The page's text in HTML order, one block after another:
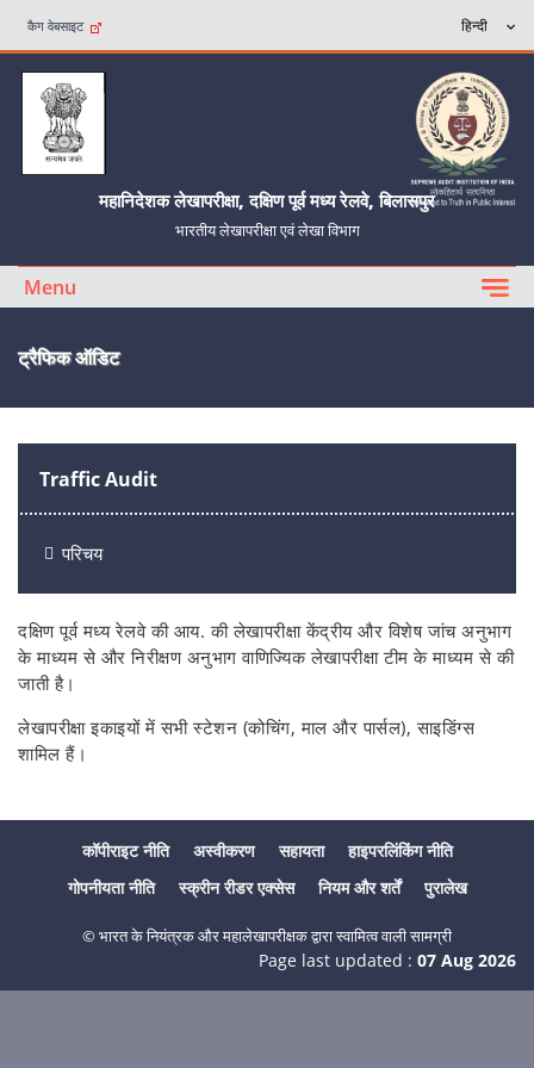
कैग वेबसाइट
महानिदेशक लेखापरीक्षा, दक्षिण पूर्व मध्य रेलवे, बिलासपुर
भारतीय लेखापरीक्षा एवं लेखा विभाग
Menu
ट्रैफिक ऑडिट
Traffic Audit
परिचय
दक्षिण पूर्व मध्य रेलवे की आय. की लेखापरीक्षा केंद्रीय और विशेष जांच अनुभाग
के माध्यम से और निरीक्षण अनुभाग वाणिज्यिक लेखापरीक्षा टीम के माध्यम से की
जाती है।
लेखापरीक्षा इकाइयों में सभी स्टेशन (कोचिंग, माल और पार्सल), साइडिंग्स
शामिल हैं।
कॉपीराइट नीति अस्वीकरण सहायता
हाइपरलिंकिंग नीति
गोपनीयता नीति
स्क्रीन रीडर एक्सेस नियम और शर्तें पुरालेख
© भारत के नियंत्रक और महालेखापरीक्षक द्वारा स्वामित्व वाली सामग्री
Page last updated : 07 Aug 2026